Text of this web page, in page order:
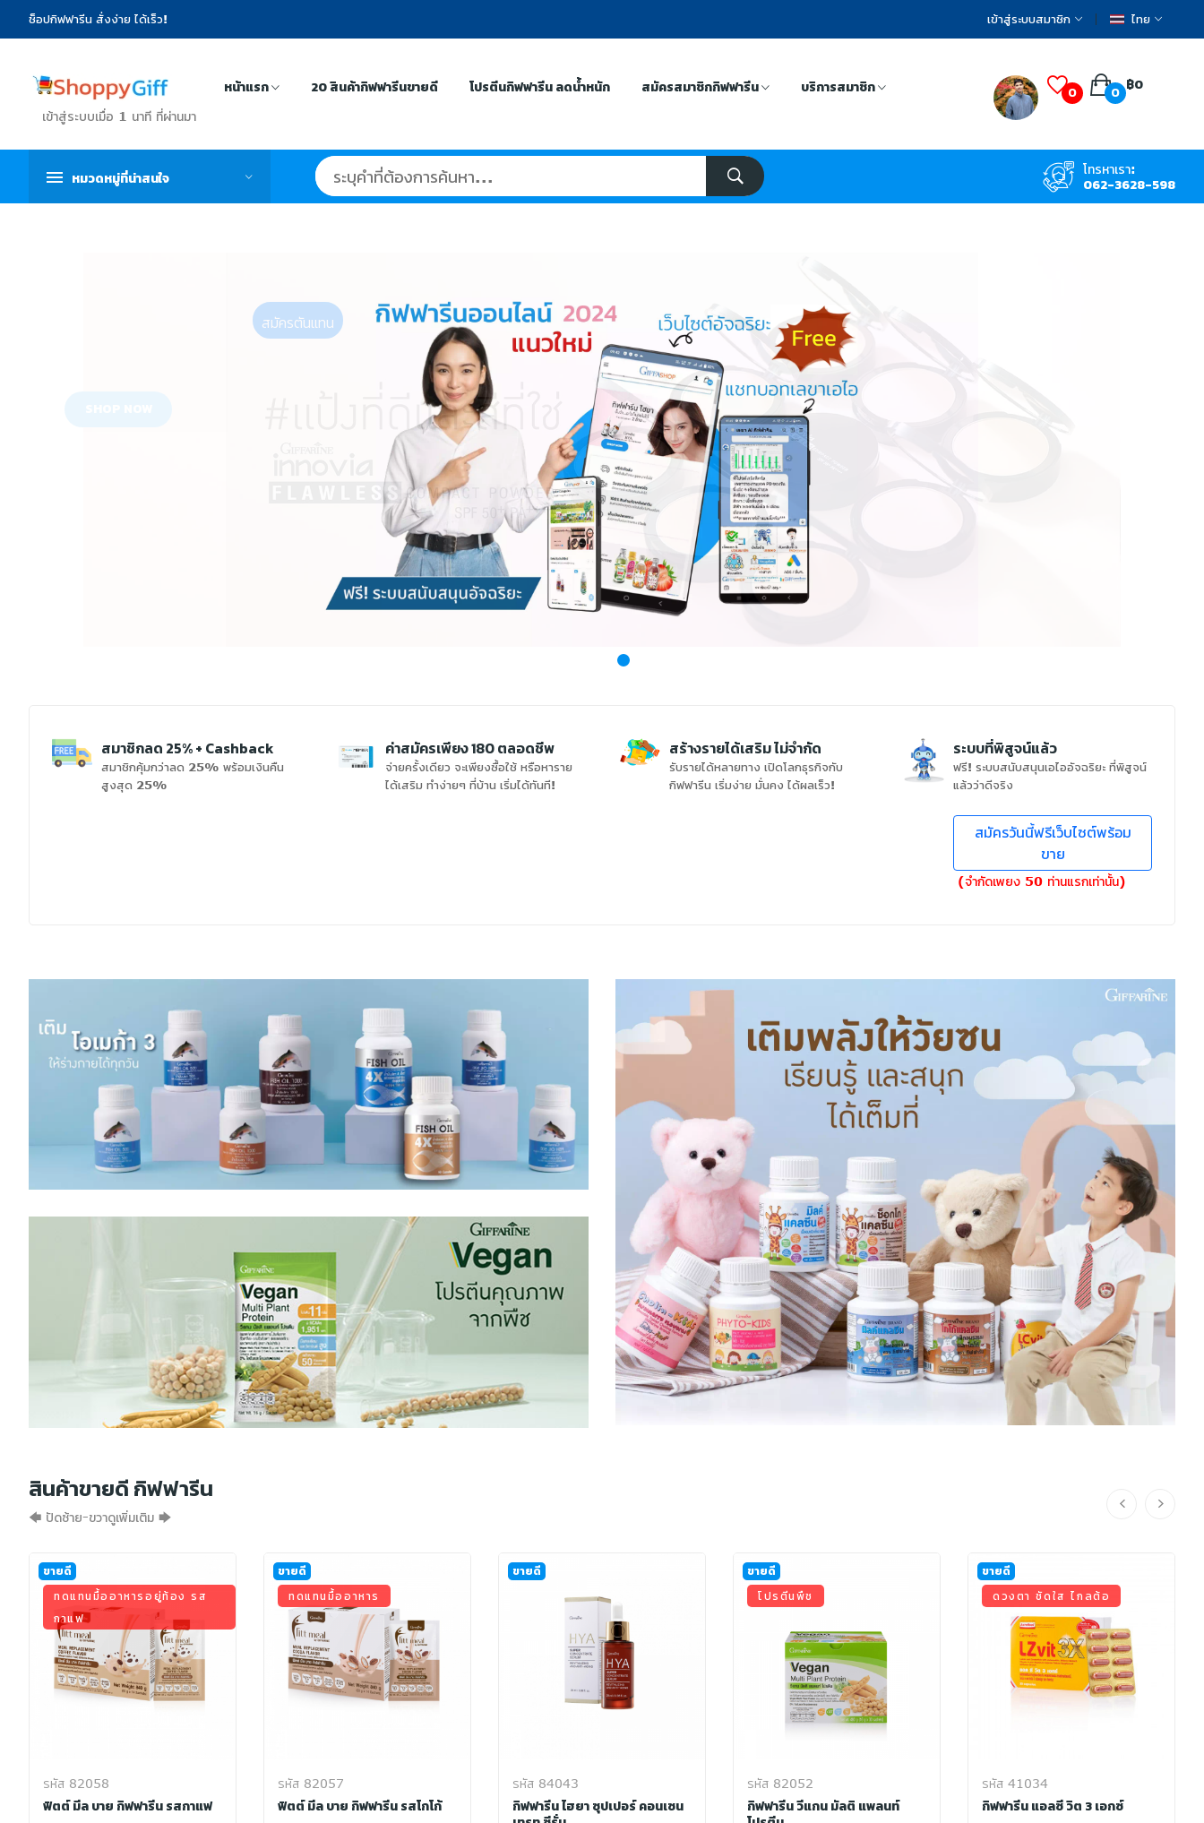
ช็อปกิฟฟารีน สั่งง่าย ได้เร็ว! เข้าสู่ระบบสมาชิก ไทย
เข้าสู่ระบบเมื่อ 1 นาที ที่ผ่านมา
หน้าแรก 20 สินค้ากิฟฟารีนขายดี โปรตีนกิฟฟารีน ลดน้ำหนัก สมัครสมาชิกกิฟฟารีน บริการสมาชิก 0 ฿0
0
หมวดหมู่ที่น่าสนใจ
โทรหาเรา:
062-3628-598
สมาชิกลด 25% + Cashback
สมาชิกคุ้มกว่าลด 25% พร้อมเงินคืน
สูงสุด 25%
ค่าสมัครเพียง 180 ตลอดชีพ
จ่ายครั้งเดียว จะเพียงซื้อใช้ หรือหาราย
ได้เสริม ทำง่ายๆ ที่บ้าน เริ่มได้ทันที!
สร้างรายได้เสริม ไม่จำกัด
รับรายได้หลายทาง เปิดโลกธุรกิจกับ
กิฟฟารีน เริ่มง่าย มั่นคง ได้ผลเร็ว!
ระบบที่พิสูจน์แล้ว
ฟรี! ระบบสนับสนุนเอไออัจฉริยะ ที่พิสูจน์
แล้วว่าดีจริง
สมัครวันนี้ฟรีเว็บไซต์พร้อม
ขาย
(จำกัดเพยง 50 ท่านแรกเท่านั้น)
สินค้าขายดี กิฟฟารีน
🡄 ปัดซ้าย-ขวาดูเพิ่มเติม 🡆
ขายดี
ทดแทนมื้ออาหารอยู่ท้อง รส
กาแฟ
รหัส 82058
ฟิตต์ มีล บาย กิฟฟารีน รสกาแฟ
ขายดี
ทดแทนมื้ออาหาร
รหัส 82057
ฟิตต์ มีล บาย กิฟฟารีน รสโกโก้
ขายดี
รหัส 84043
กิฟฟารีน ไฮยา ซุปเปอร์ คอนเซน
ขายดี
โปรตีนพืช
รหัส 82052
กิฟฟารีน วีแกน มัลติ แพลนท์
ขายดี
ดวงตา ชัดใส ไกลต้อ
รหัส 41034
กิฟฟารีน แอลซี วิต 3 เอกซ์